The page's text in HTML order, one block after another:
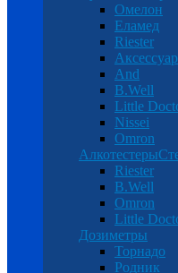
Омелон
Еламед
Riester
And
B.Well
Little
Nissei
Omron
Алкотестеры
Riester
B.Well
Omron
Little
Дозиметры
Торнадо
Родник